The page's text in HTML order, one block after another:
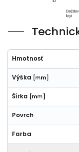
Hmotnosť
Výška [mm]
Šírka [mm]
Povrch
Farba